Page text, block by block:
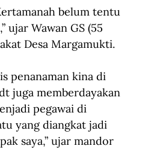
belum tentu
ujar Wawan GS (55
Desa Margamukti.
penanaman kina di
juga memberdayakan
pegawai di
yang diangkat jadi
saya,” ujar mandor